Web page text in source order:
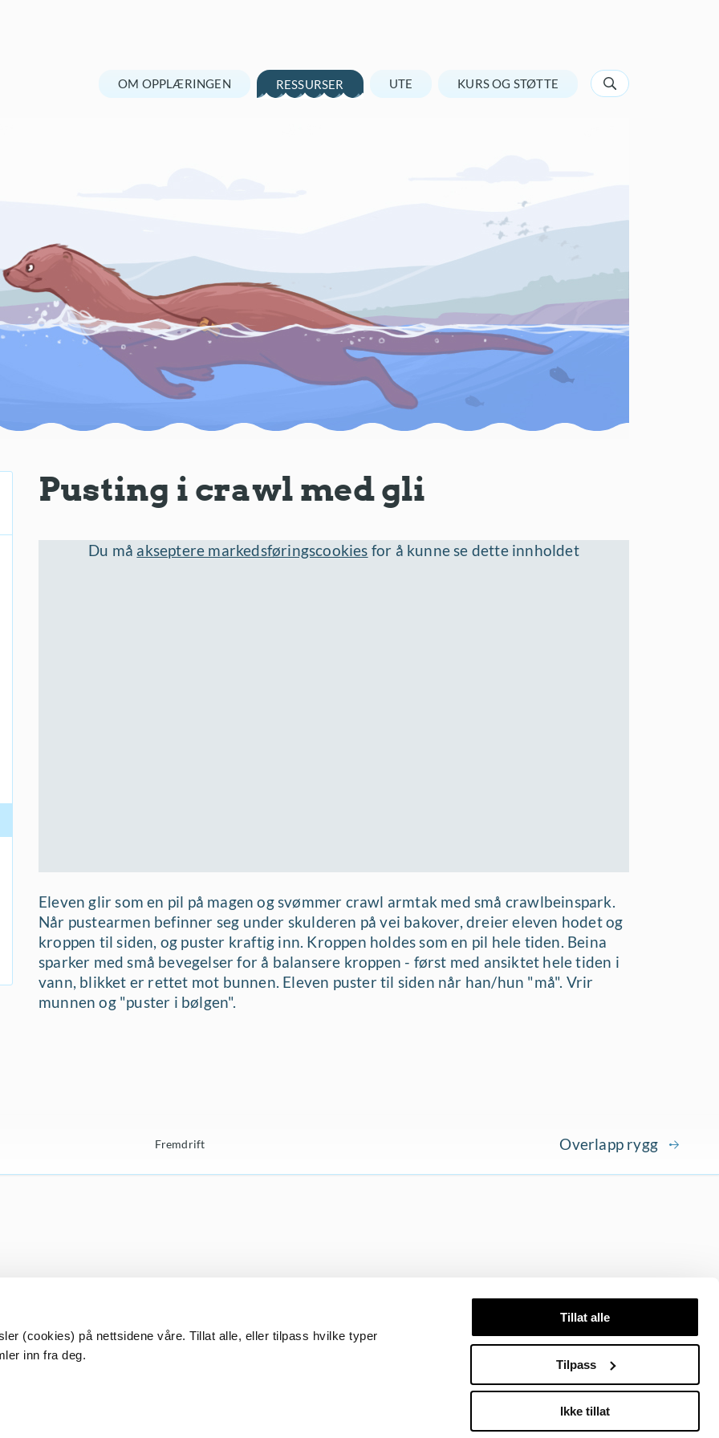
(cookies) på nettsidene våre. Tillat alle, eller tilpass hvilke typer
inn fra deg.
Tillat alle
Tilpass
Ikke tillat
OM OPPLÆRINGEN RESSURSER UTE KURS OG STØTTE
Pusting i crawl med gli
Du må akseptere markedsføringscookies for å kunne se dette innholdet
Eleven glir som en pil på magen og svømmer crawl armtak med små crawlbeinspark.
Når pustearmen befinner seg under skulderen på vei bakover, dreier eleven hodet og
kroppen til siden, og puster kraftig inn. Kroppen holdes som en pil hele tiden. Beina
sparker med små bevegelser for å balansere kroppen - først med ansiktet hele tiden i
vann, blikket er rettet mot bunnen. Eleven puster til siden når han/hun "må". Vrir
munnen og "puster i bølgen".
Fremdrift Overlapp rygg
Mer om Svømmedyktig
Tilgjengelighetserklæring
Informasjonskapsler